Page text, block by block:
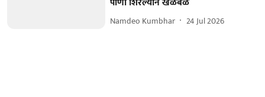
Namdeo Kumbhar 24 Jul 2026